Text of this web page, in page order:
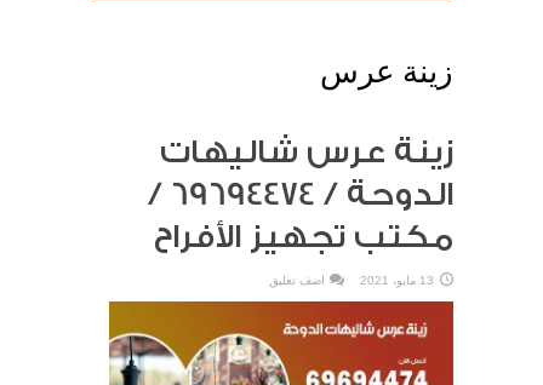
زينة عرس
زينة عرس شاليهات
الدوحة / 69694474 /
مكتب تجهيز الأفراح
13 مايو، 2021 اضف تعليق